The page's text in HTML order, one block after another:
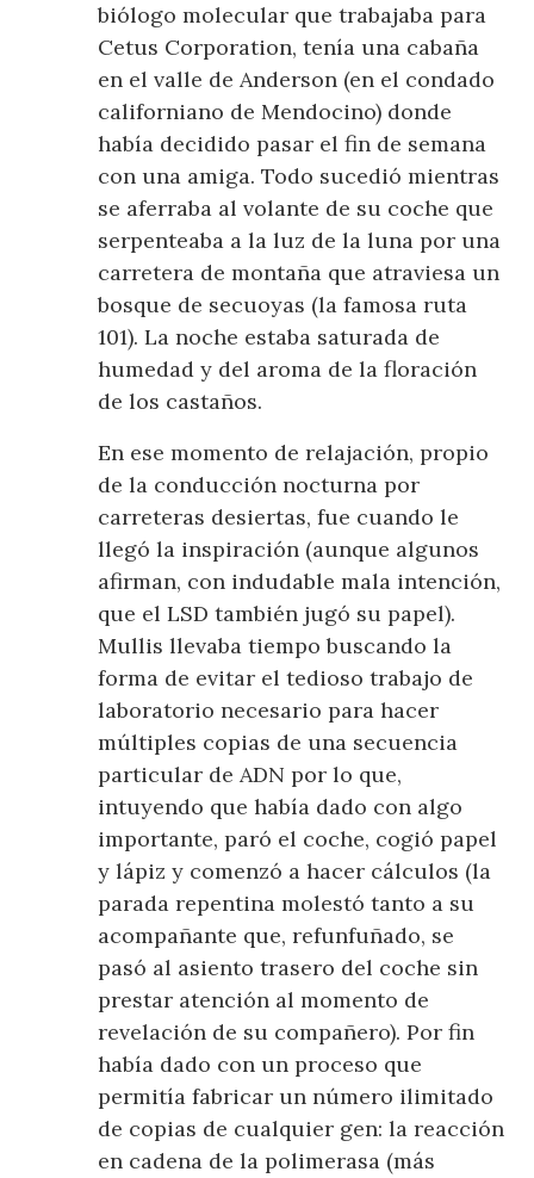
biólogo molecular que trabajaba para
Cetus Corporation, tenía una cabaña
en el valle de Anderson (en el condado
californiano de Mendocino) donde
había decidido pasar el fin de semana
con una amiga. Todo sucedió mientras
se aferraba al volante de su coche que
serpenteaba a la luz de la luna por una
carretera de montaña que atraviesa un
bosque de secuoyas (la famosa ruta
101). La noche estaba saturada de
humedad y del aroma de la floración
de los castaños.
En ese momento de relajación, propio
de la conducción nocturna por
carreteras desiertas, fue cuando le
llegó la inspiración (aunque algunos
afirman, con indudable mala intención,
que el LSD también jugó su papel).
Mullis llevaba tiempo buscando la
forma de evitar el tedioso trabajo de
laboratorio necesario para hacer
múltiples copias de una secuencia
particular de ADN por lo que,
intuyendo que había dado con algo
importante, paró el coche, cogió papel
y lápiz y comenzó a hacer cálculos (la
parada repentina molestó tanto a su
acompañante que, refunfuñado, se
pasó al asiento trasero del coche sin
prestar atención al momento de
revelación de su compañero). Por fin
había dado con un proceso que
permitía fabricar un número ilimitado
de copias de cualquier gen: la reacción
en cadena de la polimerasa (más